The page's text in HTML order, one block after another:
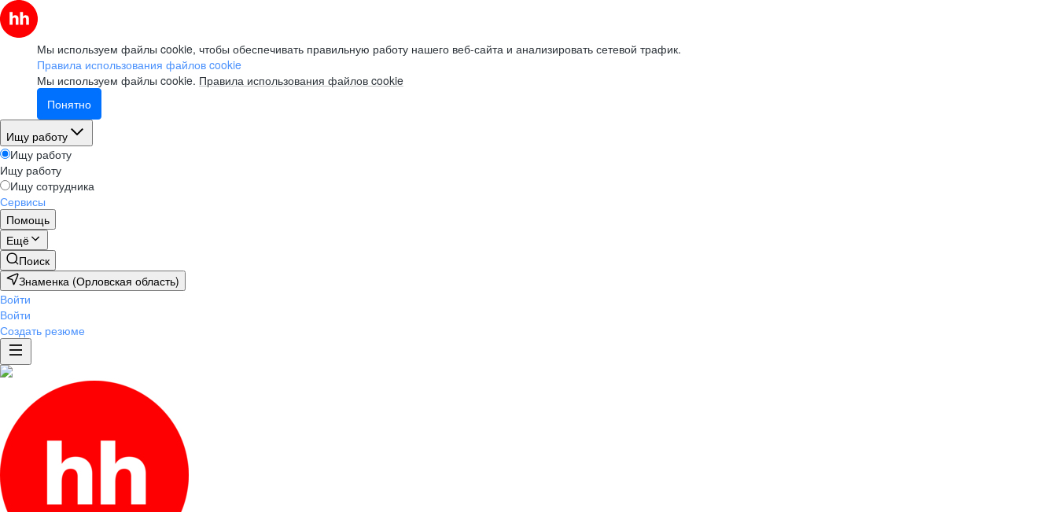
Мы используем файлы cookie, чтобы обеспечивать правильную работу нашего веб-сайта и анализировать сетевой трафик.
Правила использования файлов cookie
Мы используем файлы cookie. Правила использования файлов cookie
Понятно
Ищу работу
Ищу работу
Ищу работу
Ищу сотрудника
Сервисы
Помощь
Ещё
Поиск
Знаменка (Орловская область)
Войти
Войти
Создать резюме